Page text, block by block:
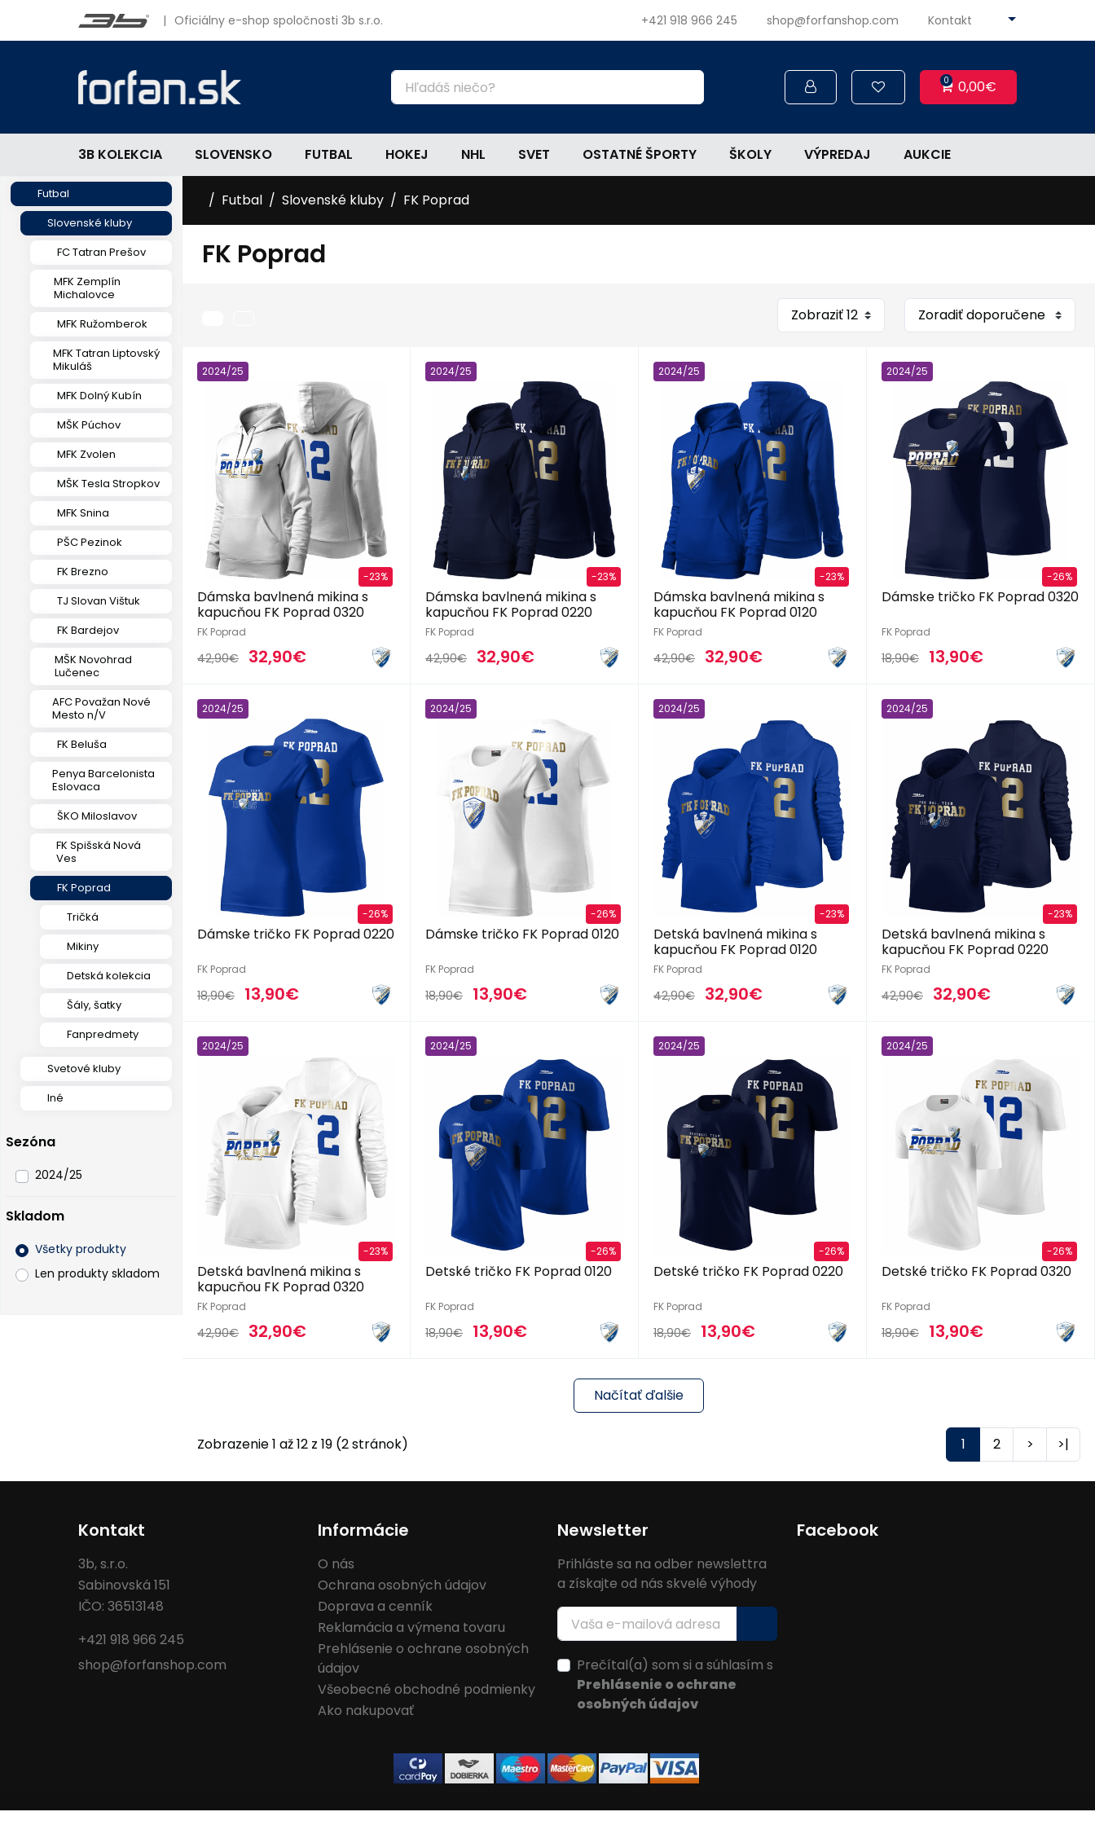
| Oficiálny e-shop spoločnosti 3b s.r.o. +421 918 966 245 shop@forfanshop.com Kontakt
0 0,00€
3B KOLEKCIA SLOVENSKO FUTBAL HOKEJ NHL SVET OSTATNÉ ŠPORTY ŠKOLY VÝPREDAJ AUKCIE
Futbal
Slovenské kluby
FC Tatran Prešov
MFK Zemplín
Michalovce
MFK Ružomberok
MFK Tatran Liptovský
Mikuláš
MFK Dolný Kubín
MŠK Púchov
MFK Zvolen
MŠK Tesla Stropkov
MFK Snina
PŠC Pezinok
FK Brezno
TJ Slovan Vištuk
FK Bardejov
MŠK Novohrad
Lučenec
AFC Považan Nové
Mesto n/V
FK Beluša
Penya Barcelonista
Eslovaca
ŠKO Miloslavov
FK Spišská Nová
Ves
FK Poprad
Tričká
Mikiny
Detská kolekcia
Šály, šatky
Fanpredmety
Svetové kluby
Iné
Sezóna
2024/25
Skladom
Všetky produkty
Len produkty skladom
Futbal Slovenské kluby FK Poprad
FK Poprad
2024/25
-23%
Dámska bavlnená mikina s
kapucňou FK Poprad 0320
FK Poprad
42,90€ 32,90€
2024/25
-23%
Dámska bavlnená mikina s
kapucňou FK Poprad 0220
FK Poprad
42,90€ 32,90€
2024/25
-23%
Dámska bavlnená mikina s
kapucňou FK Poprad 0120
FK Poprad
42,90€ 32,90€
2024/25
-26%
Dámske tričko FK Poprad 0320
FK Poprad
18,90€ 13,90€
2024/25
-26%
Dámske tričko FK Poprad 0220
FK Poprad
18,90€ 13,90€
2024/25
-26%
Dámske tričko FK Poprad 0120
FK Poprad
18,90€ 13,90€
2024/25
-23%
Detská bavlnená mikina s
kapucňou FK Poprad 0120
FK Poprad
42,90€ 32,90€
2024/25
-23%
Detská bavlnená mikina s
kapucňou FK Poprad 0220
FK Poprad
42,90€ 32,90€
2024/25
-23%
Detská bavlnená mikina s
kapucňou FK Poprad 0320
FK Poprad
42,90€ 32,90€
2024/25
-26%
Detské tričko FK Poprad 0120
FK Poprad
18,90€ 13,90€
2024/25
-26%
Detské tričko FK Poprad 0220
FK Poprad
18,90€ 13,90€
2024/25
-26%
Detské tričko FK Poprad 0320
FK Poprad
18,90€ 13,90€
Načítať ďalšie
Zobrazenie 1 až 12 z 19 (2 stránok) 1 2 > >|
Kontakt
3b, s.r.o.
Sabinovská 151
IČO: 36513148
+421 918 966 245
shop@forfanshop.com
Informácie
O nás
Ochrana osobných údajov
Doprava a cenník
Reklamácia a výmena tovaru
Prehlásenie o ochrane osobných
údajov
Všeobecné obchodné podmienky
Ako nakupovať
Newsletter
Prihláste sa na odber newslettra
a získajte od nás skvelé výhody
Prečítal(a) som si a súhlasím s
Prehlásenie o ochrane
osobných údajov
Facebook